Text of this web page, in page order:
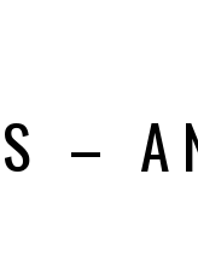
–